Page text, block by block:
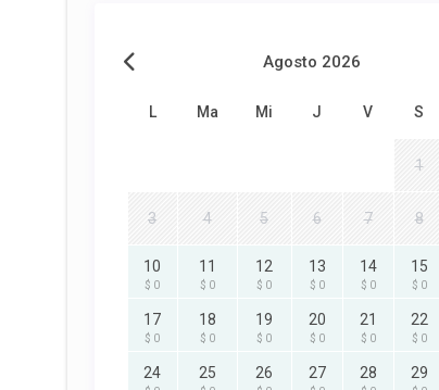
Agosto 2026
L Ma Mi J V S
1
3 4 5 6 7 8
10
$ 0
11
$ 0
12
$ 0
13
$ 0
14
$ 0
15
$ 0
17
$ 0
18
$ 0
19
$ 0
20
$ 0
21
$ 0
22
$ 0
24 25 26 27 28 29